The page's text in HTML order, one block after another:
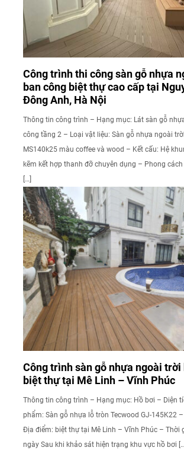
Công trình thi công sàn gỗ nhựa
ban công biệt thự cao cấp tại
Đông Anh, Hà Nội
Thông tin công trình – Hạng mục: Lát sàn gỗ
công tầng 2 – Loại vật liệu: Sàn gỗ nhựa ngoài
MS140k25 màu coffee và wood – Kết cấu: Hệ
kẽm kết hợp thanh đỡ chuyên dụng – Phong
[…]
Công trình sàn gỗ nhựa ngoài trời
biệt thự tại Mê Linh – Vĩnh Phúc
Thông tin công trình – Hạng mục: Hồ bơi – Diện
phẩm: Sàn gỗ nhựa lỗ tròn Tecwood GJ-145K22
Địa điểm: biệt thự tại Mê Linh – Vĩnh Phúc – Thời
ngày Sau khi khảo sát hiện trạng khu vực hồ bơi […]